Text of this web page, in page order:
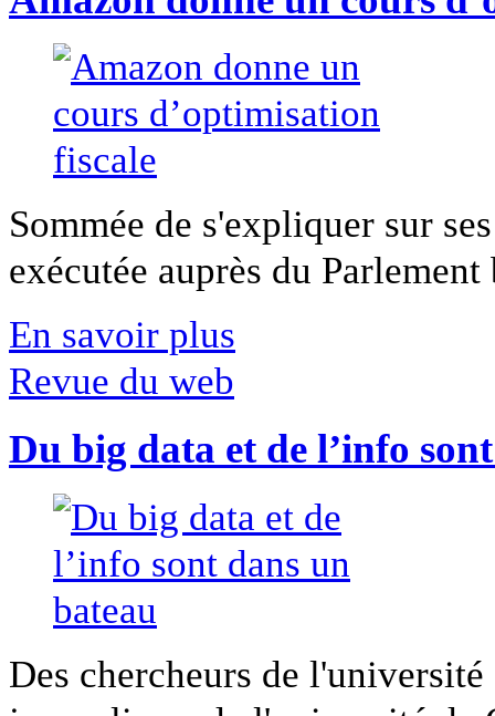
Sommée de s'expliquer sur
exécutée auprès du
En savoir plus
Revue du web
Du big data et de l’info
Des chercheurs de